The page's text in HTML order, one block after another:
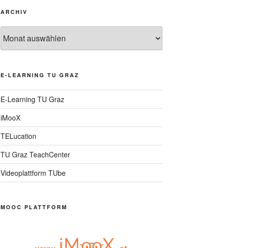
ARCHIV
E-LEARNING TU GRAZ
E-Learning TU Graz
iMooX
TELucation
TU Graz TeachCenter
Videoplattform TUbe
MOOC PLATTFORM